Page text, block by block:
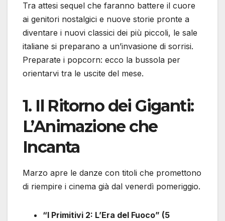
Tra attesi sequel che faranno battere il cuore
ai genitori nostalgici e nuove storie pronte a
diventare i nuovi classici dei più piccoli, le sale
italiane si preparano a un’invasione di sorrisi.
Preparate i popcorn: ecco la bussola per
orientarvi tra le uscite del mese.
1. Il Ritorno dei Giganti:
L’Animazione che
Incanta
Marzo apre le danze con titoli che promettono
di riempire i cinema già dal venerdì pomeriggio.
“I Primitivi 2: L’Era del Fuoco” (5